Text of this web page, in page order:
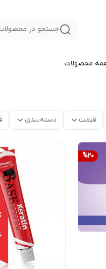
جستجو در
محصولات
قیمت دسته‌بندی
%20